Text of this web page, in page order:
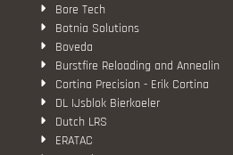
Bore Tech
Botnia Solutions
Boveda
Burstfire Reloading and Annealin
Cortina Precision - Erik Cortina
DL IJsblok Bierkoeler
Dutch LRS
ERATAC